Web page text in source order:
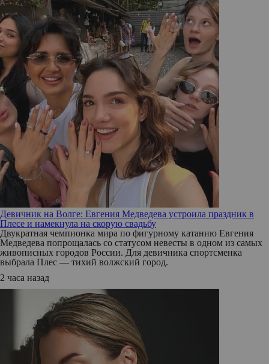
Девичник на Волге: Евгения Медведева устроила праздник в
Плесе и намекнула на скорую свадьбу
Двукратная чемпионка мира по фигурному катанию Евгения
Медведева попрощалась со статусом невесты в одном из самых
живописных городов России. Для девичника спортсменка
выбрала Плес — тихий волжский город.
2 часа назад